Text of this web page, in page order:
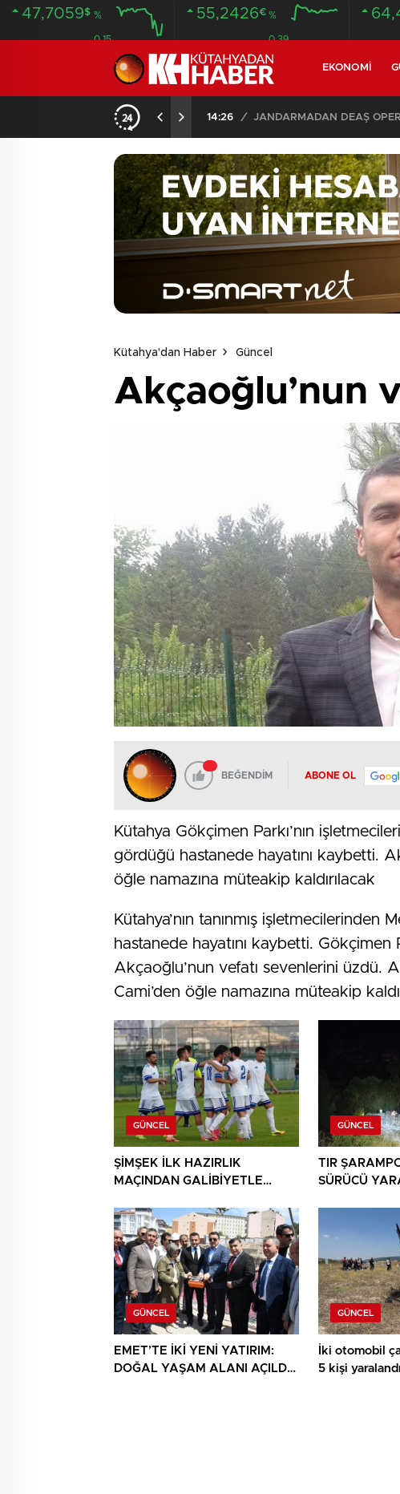
47,7059$ %
0.15
55,2426€ %
0.39
EKONOMI
02:03 /
Kütahya'dan Haber Güncel
Akçaoğlu’nun
BEĞENDİM ABONE OL
Kütahya Gökçimen Parkı’nın
gördüğü hastanede hayatını kaybetti.
öğle namazına müteakip kaldırılacak
Kütahya’nın tanınmış
hastanede hayatını kaybetti. Gökçimen
Akçaoğlu’nun vefatı sevenlerini üzdü.
Cami’den öğle namazına müteakip
GÜNCEL
ŞİMŞEK İLK HAZIRLIK
MAÇINDAN GALİBİYETLE
GÜNCEL
TIR
SÜRÜCÜ
GÜNCEL
EMET’TE İKİ YENİ YATIRIM:
DOĞAL YAŞAM ALANI AÇILDI,
GÜNCEL
İki otomobil
5 kişi yaralandı